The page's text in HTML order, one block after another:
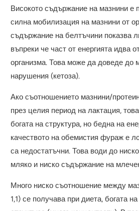
Високото съдържание на мазнини е
силна мобилизация на мазнини от
съдържание на белтъчини показва
въпреки че част от енергията идва
организма. Това може да доведе до
нарушения (кетоза).
Ако съотношението мазнини/
през целия период на лактация,
богата на структура, но бедна на
качеството на обемистия фураж е
са недостатъчни. Това води до
мляко и ниско съдържание на
Много ниско съотношение между
1,1) се получава при диета, богата